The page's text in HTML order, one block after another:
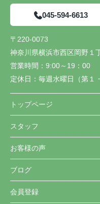
045-594-6613
〒220-0073
神奈川県横浜市西区岡野１
営業時間： 9:00～19：00
定休日： 毎週水曜日（第１
トップページ
スタッフ
お客様の声
ブログ
会員登録